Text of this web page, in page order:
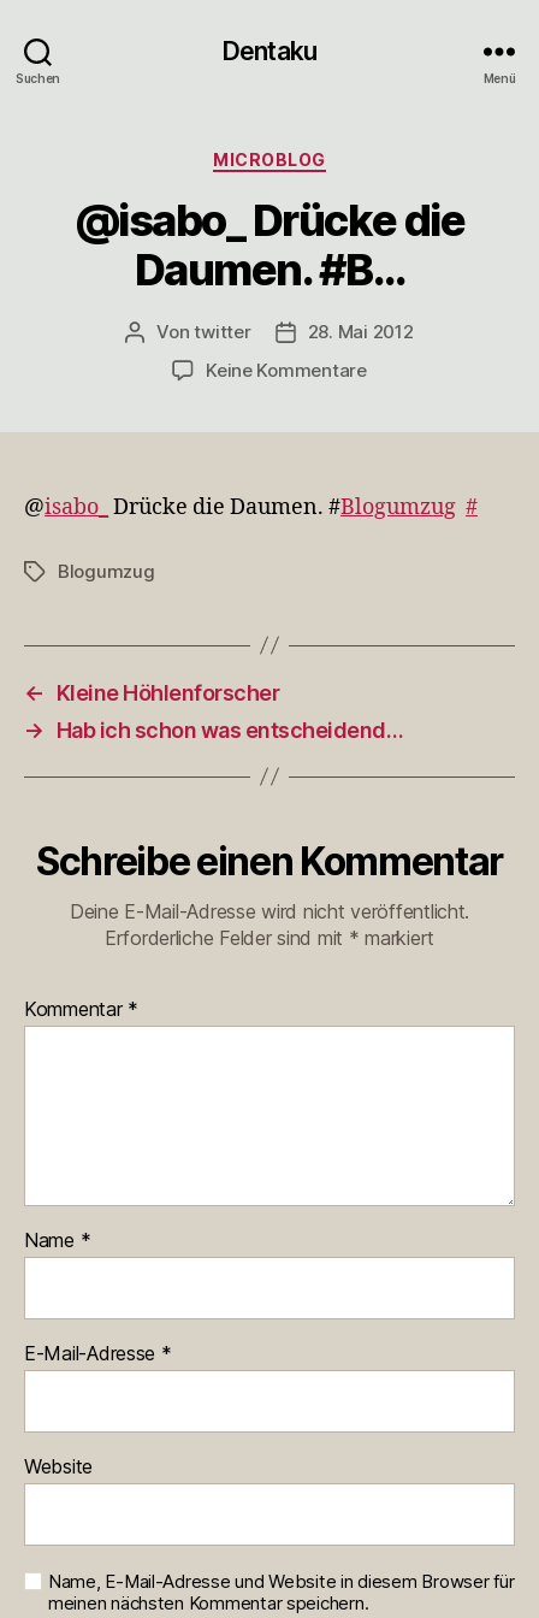
Suchen
Dentaku
Menü
Kategorien
MICROBLOG
@isabo_ Drücke die
Daumen. #B…
Beitragsautor
Vontwitter Veröffentlichungsdatum
28. Mai 2012
Keine Kommentarezu
#B…
@isabo_ Drücke die Daumen. #Blogumzug #
Schlagwörter
Blogumzug
←
Kleine Höhlenforscher
→
Hab ich schon was entscheidend…
Schreibe einen Kommentar
Deine E-Mail-Adresse wird nicht veröffentlicht.
Erforderliche Felder sind mit * markiert
Kommentar *
Name *
E-Mail-Adresse *
Website
Name, E-Mail-Adresse und Website in diesem Browser für
meinen nächsten Kommentar speichern.